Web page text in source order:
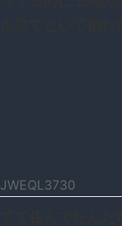
JWEQL3730